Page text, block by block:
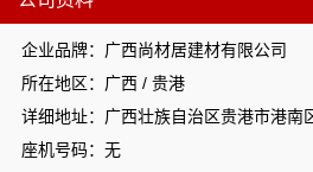
企业品牌：广西尚材居建材有限公司
所在地区：广西 / 贵港
座机号码：无